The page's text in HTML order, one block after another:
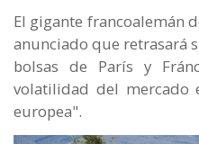
El gigante francoalemán
anunciado que retrasará
bolsas de París y
volatilidad del mercado
europea".